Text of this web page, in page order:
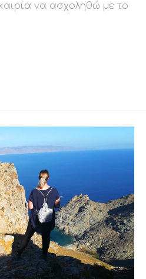
να ασχοληθώ με το